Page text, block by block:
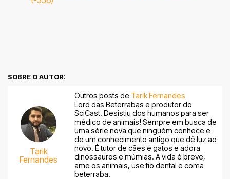
SOBRE O AUTOR:
Tarik
Fernandes
Outros posts de Tarik Fernandes
Lord das Beterrabas e produtor do
SciCast. Desistiu dos humanos para ser
médico de animais! Sempre em busca de
uma série nova que ninguém conhece e
de um conhecimento antigo que dê luz ao
novo. É tutor de cães e gatos e adora
dinossauros e múmias. A vida é breve,
ame os animais, use fio dental e coma
beterraba.